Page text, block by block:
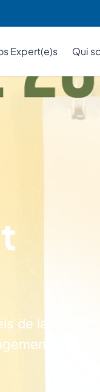
Expert(e)s Qui
de la